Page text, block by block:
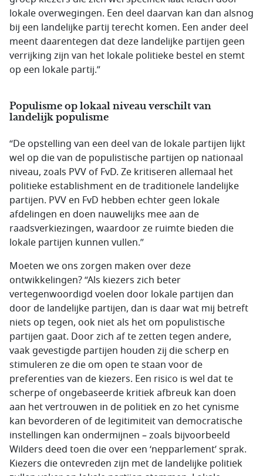
lokale overwegingen. Een deel daarvan kan dan alsnog
bij een landelijke partij terecht komen. Een ander deel
meent daarentegen dat deze landelijke partijen geen
verrijking zijn van het lokale politieke bestel en stemt
op een lokale partij.”
Populisme op lokaal niveau verschilt van
landelijk populisme
“De opstelling van een deel van de lokale partijen lijkt
wel op die van de populistische partijen op nationaal
niveau, zoals PVV of FvD. Ze kritiseren allemaal het
politieke establishment en de traditionele landelijke
partijen. PVV en FvD hebben echter geen lokale
afdelingen en doen nauwelijks mee aan de
raadsverkiezingen, waardoor ze ruimte bieden die
lokale partijen kunnen vullen.”
Moeten we ons zorgen maken over deze
ontwikkelingen? “Als kiezers zich beter
vertegenwoordigd voelen door lokale partijen dan
door de landelijke partijen, dan is daar wat mij betreft
niets op tegen, ook niet als het om populistische
partijen gaat. Door zich af te zetten tegen andere,
vaak gevestigde partijen houden zij die scherp en
stimuleren ze die om open te staan voor de
preferenties van de kiezers. Een risico is wel dat te
scherpe of ongebaseerde kritiek afbreuk kan doen
aan het vertrouwen in de politiek en zo het cynisme
kan bevorderen of de legitimiteit van democratische
instellingen kan ondermijnen – zoals bijvoorbeeld
Wilders deed toen die over een ‘nepparlement’ sprak.
Kiezers die ontevreden zijn met de landelijke politiek